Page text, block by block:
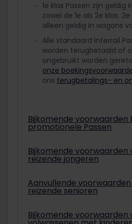
1e klas Passen zijn geldig
zowel de 1e als 2e klas.
alleen geldig in wagons
Alle standaard Interrail
worden terugbetaald of
ongebruikt worden
onze
ons terugbetalings- en
Bijkomende voorwaarden
promotionele Passen
Afhankelijk van de
kunnen promotionele
omgeruild. Op de
kun je zien of een
Bijkomende voorwaarden
reizende jongeren
Om met een Jeugdpas
reizen, moet je tussen 12
Aanvullende
reizende senioren
Om met een
kunnen reizen, moet je
Bijkomende voorwaarden